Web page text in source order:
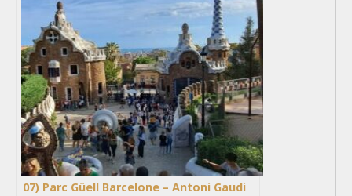
07) Parc Güell Barcelone – Antoni Gaudi